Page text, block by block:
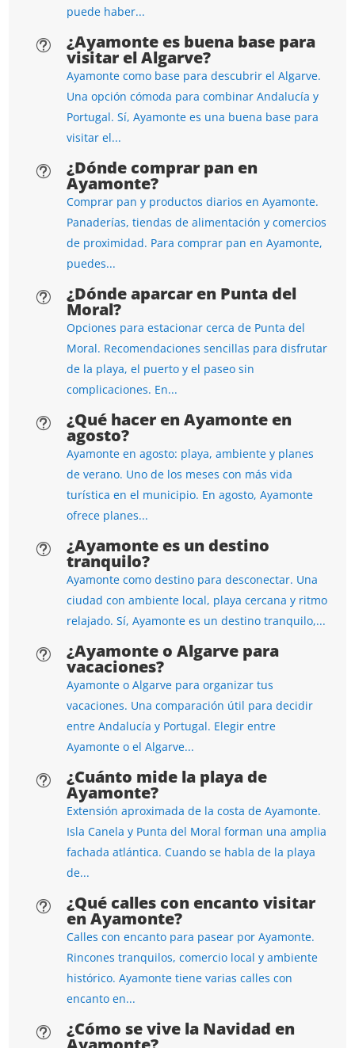
puede haber...
t ¿Ayamonte es buena base para
visitar el Algarve?
Ayamonte como base para descubrir el Algarve.
Una opción cómoda para combinar Andalucía y
Portugal. Sí, Ayamonte es una buena base para
visitar el...
t ¿Dónde comprar pan en
Ayamonte?
Comprar pan y productos diarios en Ayamonte.
Panaderías, tiendas de alimentación y comercios
de proximidad. Para comprar pan en Ayamonte,
puedes...
t ¿Dónde aparcar en Punta del
Moral?
Opciones para estacionar cerca de Punta del
Moral. Recomendaciones sencillas para disfrutar
de la playa, el puerto y el paseo sin
complicaciones. En...
t ¿Qué hacer en Ayamonte en
agosto?
Ayamonte en agosto: playa, ambiente y planes
de verano. Uno de los meses con más vida
turística en el municipio. En agosto, Ayamonte
ofrece planes...
t ¿Ayamonte es un destino
tranquilo?
Ayamonte como destino para desconectar. Una
ciudad con ambiente local, playa cercana y ritmo
relajado. Sí, Ayamonte es un destino tranquilo,...
t ¿Ayamonte o Algarve para
vacaciones?
Ayamonte o Algarve para organizar tus
vacaciones. Una comparación útil para decidir
entre Andalucía y Portugal. Elegir entre
Ayamonte o el Algarve...
t ¿Cuánto mide la playa de
Ayamonte?
Extensión aproximada de la costa de Ayamonte.
Isla Canela y Punta del Moral forman una amplia
fachada atlántica. Cuando se habla de la playa
de...
t ¿Qué calles con encanto visitar
en Ayamonte?
Calles con encanto para pasear por Ayamonte.
Rincones tranquilos, comercio local y ambiente
histórico. Ayamonte tiene varias calles con
encanto en...
t ¿Cómo se vive la Navidad en